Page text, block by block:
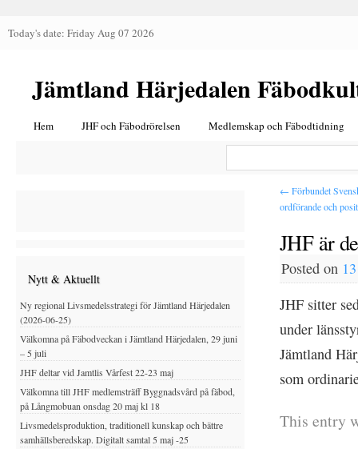
Today's date: Friday Aug 07 2026
Jämtland Härjedalen
Hem JHF och Fäbodrörelsen Medlemskap och Fäbodtidning
← Förbundet
ordförande och
JHF är
Posted on
JHF sitter
under
Jämtland
som
This entry
Nytt & Aktuellt
Ny regional Livsmedelsstrategi för Jämtland Härjedalen
(2026-06-25)
Välkomna på Fäbodveckan i Jämtland Härjedalen, 29 juni
– 5 juli
JHF deltar vid Jamtlis Vårfest 22-23 maj
Välkomna till JHF medlemsträff Byggnadsvård på fäbod,
på Långmobuan onsdag 20 maj kl 18
Livsmedelsproduktion, traditionell kunskap och bättre
samhällsberedskap. Digitalt samtal 5 maj -25